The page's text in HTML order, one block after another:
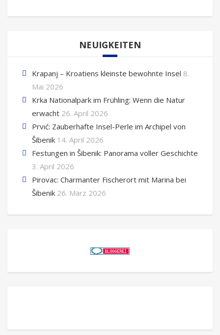
NEUIGKEITEN
Krapanj – Kroatiens kleinste bewohnte Insel 8.
Mai 2026
Krka Nationalpark im Frühling: Wenn die Natur
erwacht 26. April 2026
Prvić: Zauberhafte Insel-Perle im Archipel von
Šibenik 14. April 2026
Festungen in Šibenik: Panorama voller Geschichte
3. April 2026
Pirovac: Charmanter Fischerort mit Marina bei
Šibenik 26. März 2026